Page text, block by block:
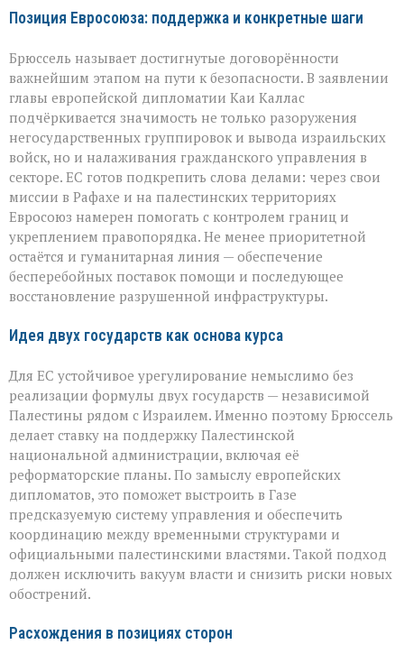
Позиция Евросоюза: поддержка и конкретные шаги
Брюссель называет достигнутые договорённости
важнейшим этапом на пути к безопасности. В заявлении
главы европейской дипломатии Каи Каллас
подчёркивается значимость не только разоружения
негосударственных группировок и вывода израильских
войск, но и налаживания гражданского управления в
секторе. ЕС готов подкрепить слова делами: через свои
миссии в Рафахе и на палестинских территориях
Евросоюз намерен помогать с контролем границ и
укреплением правопорядка. Не менее приоритетной
остаётся и гуманитарная линия — обеспечение
бесперебойных поставок помощи и последующее
восстановление разрушенной инфраструктуры.
Идея двух государств как основа курса
Для ЕС устойчивое урегулирование немыслимо без
реализации формулы двух государств — независимой
Палестины рядом с Израилем. Именно поэтому Брюссель
делает ставку на поддержку Палестинской
национальной администрации, включая её
реформаторские планы. По замыслу европейских
дипломатов, это поможет выстроить в Газе
предсказуемую систему управления и обеспечить
координацию между временными структурами и
официальными палестинскими властями. Такой подход
должен исключить вакуум власти и снизить риски новых
обострений.
Расхождения в позициях сторон